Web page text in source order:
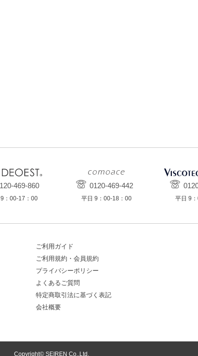
469-860
：00-17：00
0120-469-442
平日 9：00-18：00 平日 9
ご利用ガイド
ご利用規約・会員規約
プライバシーポリシー
よくあるご質問
特定商取引法に基づく表記
会社概要
Copyright© SEIREN Co.,Ltd.